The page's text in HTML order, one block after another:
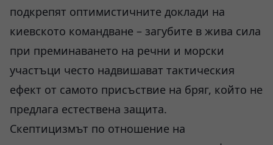
подкрепят оптимистичните доклади на
киевското командване – загубите в жива сила
при преминаването на речни и морски
участъци често надвишават тактическия
ефект от самото присъствие на бряг, който не
предлага естествена защита.
Скептицизмът по отношение на